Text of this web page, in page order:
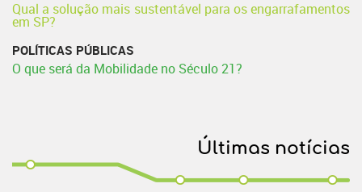
Qual a solução mais sustentável para os engarrafamentos
em SP?
POLÍTICAS PÚBLICAS
O que será da Mobilidade no Século 21?
Últimas notícias